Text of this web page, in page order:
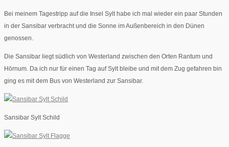
Bei meinem Tagestripp auf die Insel Sylt habe ich mal wieder ein paar Stunden
in der Sansibar verbracht und die Sonne im Außenbereich in den Dünen
genossen.
Die Sansibar liegt südlich von Westerland zwischen den Orten Rantum und
Hörnum. Da ich nur für einen Tag auf Sylt bleibe und mit dem Zug gefahren bin
ging es mit dem Bus von Westerland zur Sansibar.
Sansibar Sylt Schild